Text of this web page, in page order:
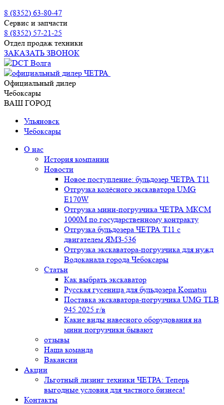
8 (8352) 63-80-47
Сервис и запчасти
8 (8352) 57-21-25
Отдел продаж техники
ЗАКАЗАТЬ ЗВОНОК
Официальный дилер
Чебоксары
ВАШ ГОРОД
Ульяновск
Чебоксары
О нас
История компании
Новости
Новое поступление: бульдозер ЧЕТРА Т11
Отгрузка колёсного экскаватора UMG
E170W
Отгрузка мини-погрузчика ЧЕТРА МКСМ
1000М по государственному контракту
Отгрузка бульдозера ЧЕТРА Т11 с
двигателем ЯМЗ-536
Отгрузка экскаватора-погрузчика для нужд
Водоканала города Чебоксары
Статьи
Как выбрать экскаватор
Русская гусеница для бульдозера Komatsu
Поставка экскаватора-погрузчика UMG TLB
945 2025 г/в
Какие виды навесного оборудования на
мини погрузчики бывают
отзывы
Наша команда
Вакансии
Акции
Льготный лизинг техники ЧЕТРА: Теперь
выгодные условия для частного бизнеса!
Контакты